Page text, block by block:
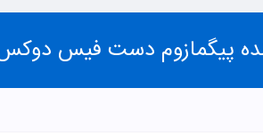
پیگمازوم دست فیس